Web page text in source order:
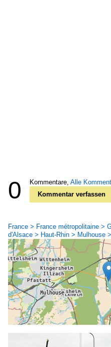
0 Kommentare, Alle
Kommentar verfassen
France > France métropolitaine >
d'Alsace > Haut-Rhin > Mulhouse